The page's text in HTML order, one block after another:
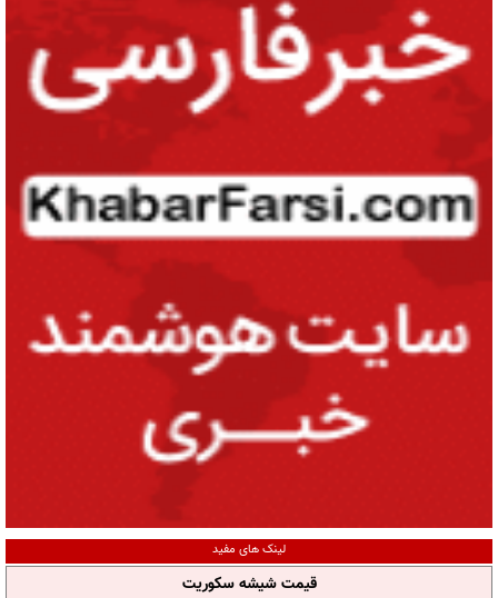
لینک های مفید
قیمت شیشه سکوریت